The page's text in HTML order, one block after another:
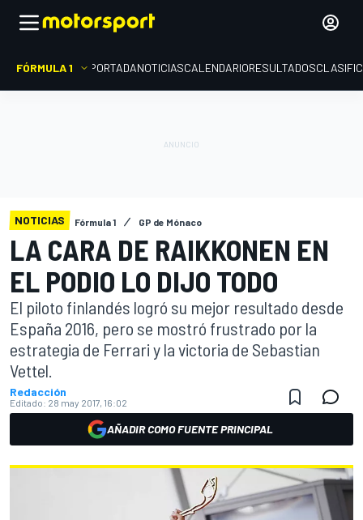
FÓRMULA 1 PORTADANOTICIASCALENDARIORESULTADOS
NOTICIAS Fórmula 1 GP de Mónaco
LA CARA DE RAIKKONEN EN
EL PODIO LO DIJO TODO
El piloto finlandés logró su mejor resultado desde
España 2016, pero se mostró frustrado por la
estrategia de Ferrari y la victoria de Sebastian
Vettel.
Redacción
Editado: 28 may 2017, 16:02
AÑADIR COMO FUENTE PRINCIPAL